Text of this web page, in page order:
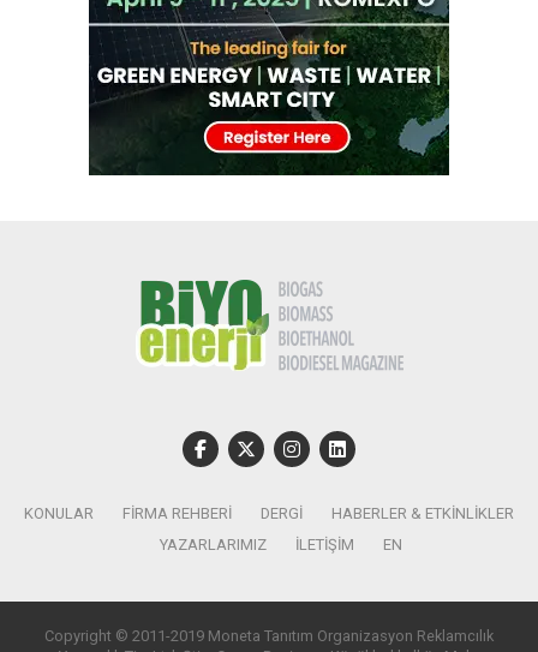
KONULAR FIRMA REHBERI DERGI
HABERLER & ETKINLIKLER
YAZARLARIMIZ
İLETIŞIM EN
Copyright © 2011-2019 Moneta Tanıtım Organizasyon Reklamcılık